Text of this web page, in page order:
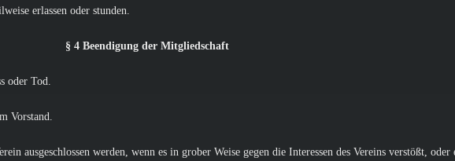
erlassen oder stunden.
§ 4 Beendigung der Mitgliedschaft
oder Tod.
Vorstand.
ausgeschlossen werden, wenn es in grober Weise gegen die Interessen des Vereins verstößt,